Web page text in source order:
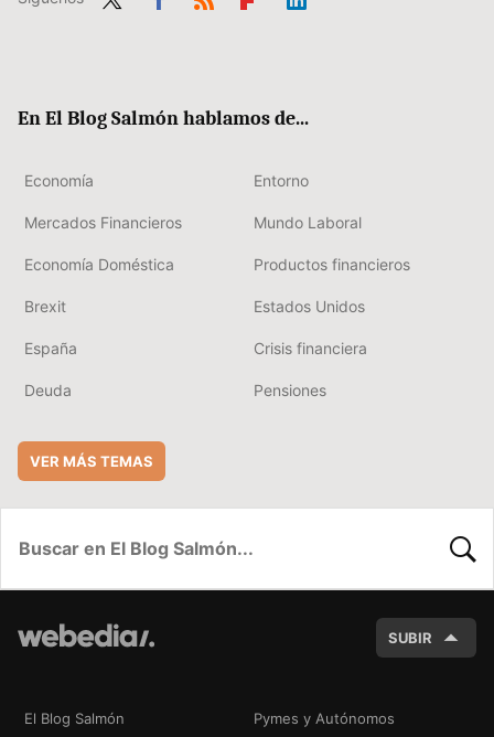
En El Blog Salmón hablamos de...
Economía Entorno
Mercados Financieros Mundo Laboral
Economía Doméstica Productos financieros
Brexit Estados Unidos
España Crisis financiera
Deuda Pensiones
VER MÁS TEMAS
SUBIR
El Blog Salmón Pymes y Autónomos